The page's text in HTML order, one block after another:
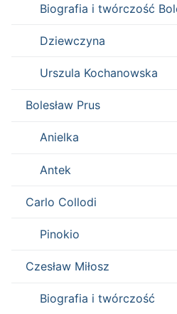
Biografia i twórczość
Dziewczyna
Urszula Kochanowska
Bolesław Prus
Anielka
Antek
Carlo Collodi
Pinokio
Czesław Miłosz
Biografia i twórczość